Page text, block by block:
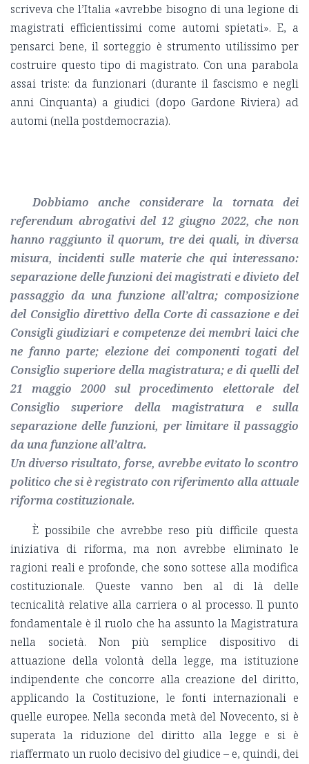
scriveva che l’Italia «avrebbe bisogno di una legione di
magistrati efficientissimi come automi spietati». E, a
pensarci bene, il sorteggio è strumento utilissimo per
costruire questo tipo di magistrato. Con una parabola
assai triste: da funzionari (durante il fascismo e negli
anni Cinquanta) a giudici (dopo Gardone Riviera) ad
automi (nella postdemocrazia).
Dobbiamo anche considerare la tornata dei
referendum abrogativi del 12 giugno 2022, che non
hanno raggiunto il quorum, tre dei quali, in diversa
misura, incidenti sulle materie che qui interessano:
separazione delle funzioni dei magistrati e divieto del
passaggio da una funzione all’altra; composizione
del Consiglio direttivo della Corte di cassazione e dei
Consigli giudiziari e competenze dei membri laici che
ne fanno parte; elezione dei componenti togati del
Consiglio superiore della magistratura; e di quelli del
21 maggio 2000 sul procedimento elettorale del
Consiglio superiore della magistratura e sulla
separazione delle funzioni, per limitare il passaggio
da una funzione all’altra.
Un diverso risultato, forse, avrebbe evitato lo scontro
politico che si è registrato con riferimento alla attuale
riforma costituzionale.
È possibile che avrebbe reso più difficile questa
iniziativa di riforma, ma non avrebbe eliminato le
ragioni reali e profonde, che sono sottese alla modifica
costituzionale. Queste vanno ben al di là delle
tecnicalità relative alla carriera o al processo. Il punto
fondamentale è il ruolo che ha assunto la Magistratura
nella società. Non più semplice dispositivo di
attuazione della volontà della legge, ma istituzione
indipendente che concorre alla creazione del diritto,
applicando la Costituzione, le fonti internazionali e
quelle europee. Nella seconda metà del Novecento, si è
superata la riduzione del diritto alla legge e si è
riaffermato un ruolo decisivo del giudice – e, quindi, dei